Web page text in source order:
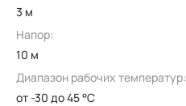
3 м
Напор:
10 м
Диапазон рабочих температур:
от -30 до 45 °C